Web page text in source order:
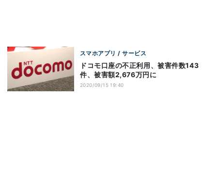
スマホアプリ / サービス
ドコモ口座の不正利用、被害件数143
件、被害額2,676万円に
2020/09/15 19:40